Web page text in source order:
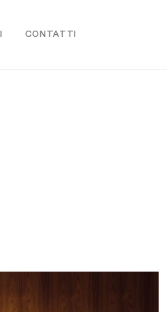
CONTATTI